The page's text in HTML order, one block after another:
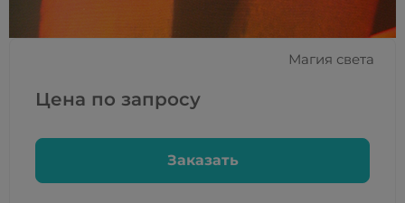
Магия света
Цена по запросу
Заказать